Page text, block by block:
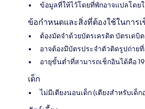
ข้อมูลที่ให้ไว้โดยที่พักอาจแปลโดย
ข้อกำหนดและสิ่งที่ต้องใช้ในการ
ต้องมัดจำด้วยบัตรเครดิต บัตรเดบิ
อาจต้องมีบัตรประจำตัวติดรูปถ่าย
อายุขั้นต่ำที่สามารถเช็กอินได้คือ
เด็ก
ไม่มีเตียงนอนเด็ก (เตียงสำหรับเด็ก